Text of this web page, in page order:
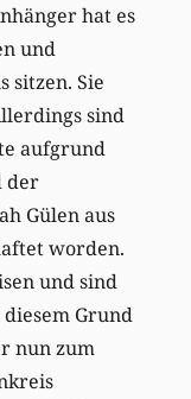
hat es
und
sitzen. Sie
sind
aufgrund
der
Gülen aus
worden.
und sind
diesem Grund
nun zum